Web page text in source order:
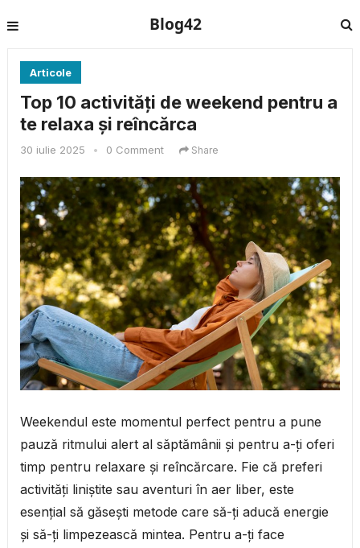
Blog42
Articole
Top 10 activități de weekend pentru a
te relaxa și reîncărca
30 iulie 2025 • 0 Comment Share
Weekendul este momentul perfect pentru a pune
pauză ritmului alert al săptămânii și pentru a-ți oferi
timp pentru relaxare și reîncărcare. Fie că preferi
activități liniștite sau aventuri în aer liber, este
esențial să găsești metode care să-ți aducă energie
și să-ți limpezească mintea. Pentru a-ți face